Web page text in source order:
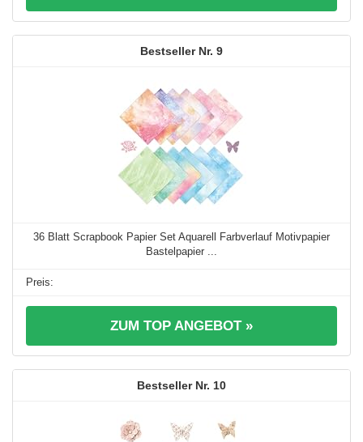
9
36 Blatt Scrapbook Papier Set Aquarell Farbverlauf Motivpapier
Bastelpapier ...
ZUM TOP ANGEBOT »
10